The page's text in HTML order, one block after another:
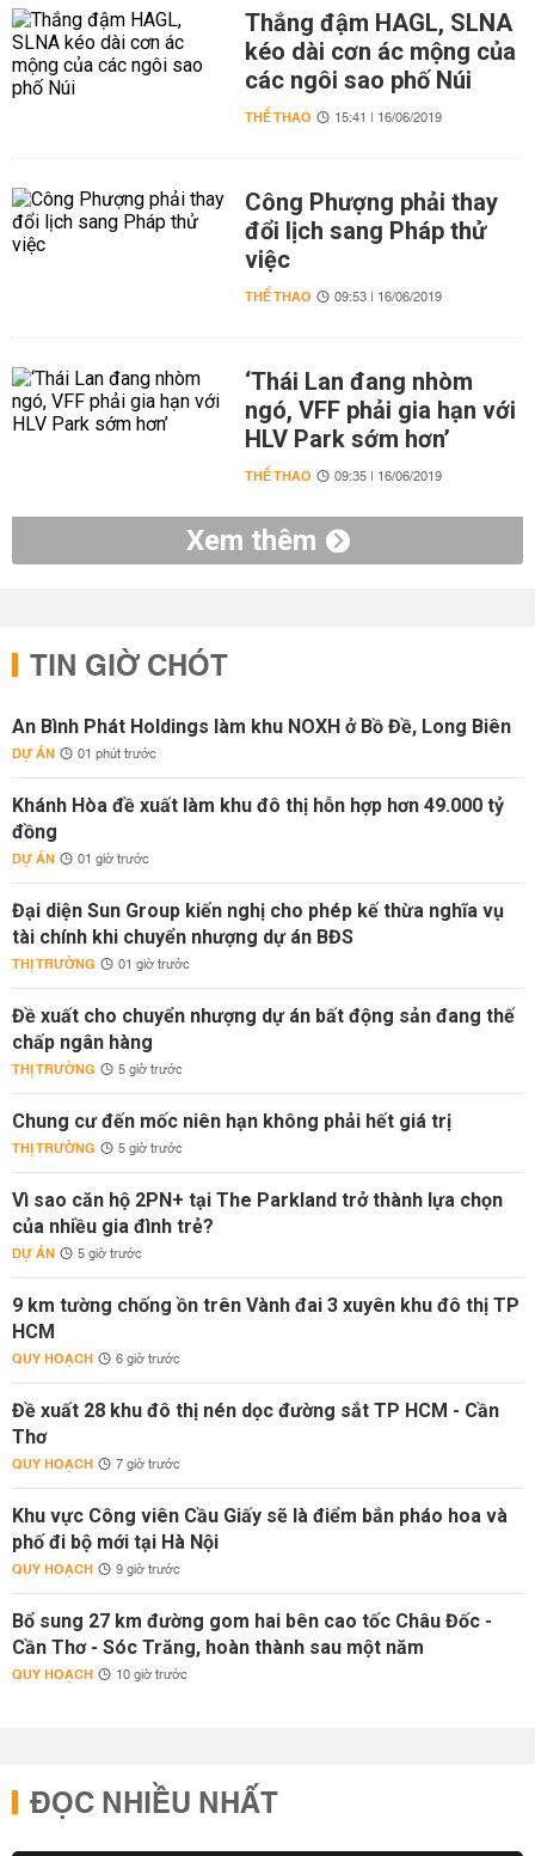
Thắng đậm HAGL, SLNA
kéo dài cơn ác mộng của
các ngôi sao phố Núi
THỂ THAO 15:41 | 16/06/2019
Công Phượng phải thay
đổi lịch sang Pháp thử
việc
THỂ THAO 09:53 | 16/06/2019
‘Thái Lan đang nhòm
ngó, VFF phải gia hạn với
HLV Park sớm hơn’
THỂ THAO 09:35 | 16/06/2019
Xem thêm
TIN GIỜ CHÓT
An Bình Phát Holdings làm khu NOXH ở Bồ Đề, Long Biên
DỰ ÁN 01 phút trước
Khánh Hòa đề xuất làm khu đô thị hỗn hợp hơn 49.000 tỷ
đồng
DỰ ÁN 01 giờ trước
Đại diện Sun Group kiến nghị cho phép kế thừa nghĩa vụ
tài chính khi chuyển nhượng dự án BĐS
THỊ TRƯỜNG 01 giờ trước
Đề xuất cho chuyển nhượng dự án bất động sản đang thế
chấp ngân hàng
THỊ TRƯỜNG 5 giờ trước
Chung cư đến mốc niên hạn không phải hết giá trị
THỊ TRƯỜNG 5 giờ trước
Vì sao căn hộ 2PN+ tại The Parkland trở thành lựa chọn
của nhiều gia đình trẻ?
DỰ ÁN 5 giờ trước
9 km tường chống ồn trên Vành đai 3 xuyên khu đô thị TP
HCM
QUY HOẠCH 6 giờ trước
Đề xuất 28 khu đô thị nén dọc đường sắt TP HCM - Cần
Thơ
QUY HOẠCH 7 giờ trước
Khu vực Công viên Cầu Giấy sẽ là điểm bắn pháo hoa và
phố đi bộ mới tại Hà Nội
QUY HOẠCH 9 giờ trước
Bổ sung 27 km đường gom hai bên cao tốc Châu Đốc -
Cần Thơ - Sóc Trăng, hoàn thành sau một năm
QUY HOẠCH 10 giờ trước
ĐỌC NHIỀU NHẤT